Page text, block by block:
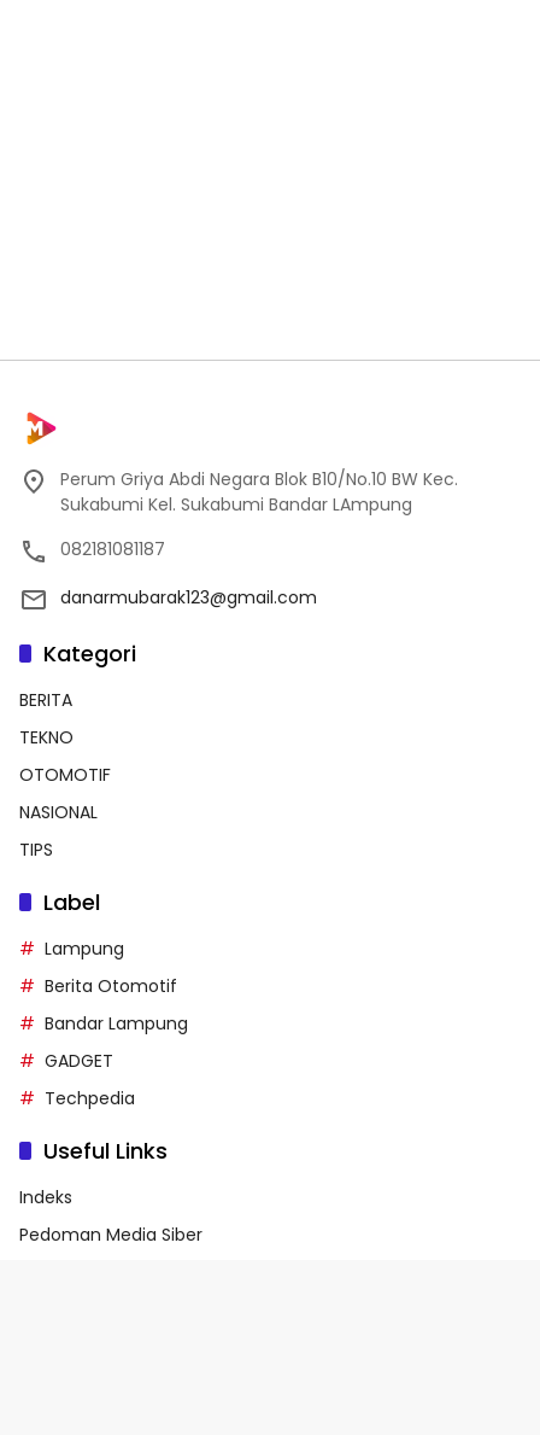
Perum Griya Abdi Negara Blok B10/No.10 BW Kec.
Sukabumi Kel. Sukabumi Bandar LAmpung
082181081187
danarmubarak123@gmail.com
Kategori
BERITA
TEKNO
OTOMOTIF
NASIONAL
TIPS
Label
Lampung
Berita Otomotif
Bandar Lampung
GADGET
Techpedia
Useful Links
Indeks
Pedoman Media Siber